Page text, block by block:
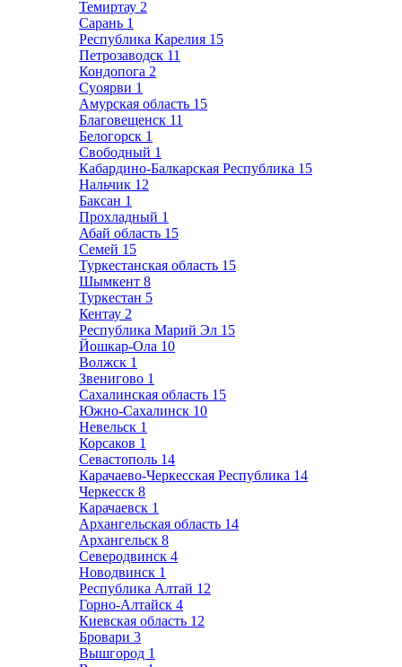
Темиртау 2
Сарань 1
Республика Карелия 15
Петрозаводск 11
Кондопога 2
Суоярви 1
Амурская область 15
Благовещенск 11
Белогорск 1
Свободный 1
Кабардино-Балкарская Республика 15
Нальчик 12
Баксан 1
Прохладный 1
Абай область 15
Семей 15
Туркестанская область 15
Шымкент 8
Туркестан 5
Кентау 2
Республика Марий Эл 15
Йошкар-Ола 10
Волжск 1
Звенигово 1
Сахалинская область 15
Южно-Сахалинск 10
Невельск 1
Корсаков 1
Севастополь 14
Карачаево-Черкесская Республика 14
Черкесск 8
Карачаевск 1
Архангельская область 14
Архангельск 8
Северодвинск 4
Новодвинск 1
Республика Алтай 12
Горно-Алтайск 4
Киевская область 12
Бровари 3
Вышгород 1